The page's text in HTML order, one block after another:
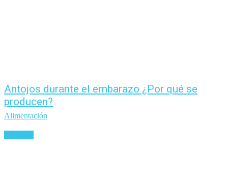
Antojos durante el embarazo ¿Por qué se
producen?
Alimentación